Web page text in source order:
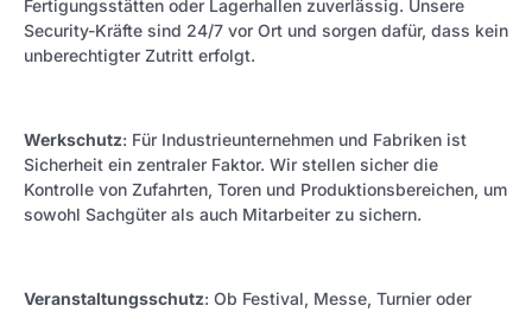
Fertigungsstätten oder Lagerhallen zuverlässig. Unsere
Security-Kräfte sind 24/7 vor Ort und sorgen dafür, dass kein
unberechtigter Zutritt erfolgt.
Werkschutz: Für Industrieunternehmen und Fabriken ist
Sicherheit ein zentraler Faktor. Wir stellen sicher die
Kontrolle von Zufahrten, Toren und Produktionsbereichen, um
sowohl Sachgüter als auch Mitarbeiter zu sichern.
Veranstaltungsschutz: Ob Festival, Messe, Turnier oder